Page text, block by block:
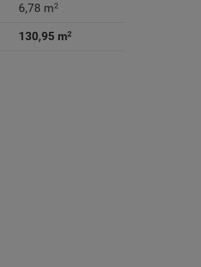
6,78 m2
130,95 m2